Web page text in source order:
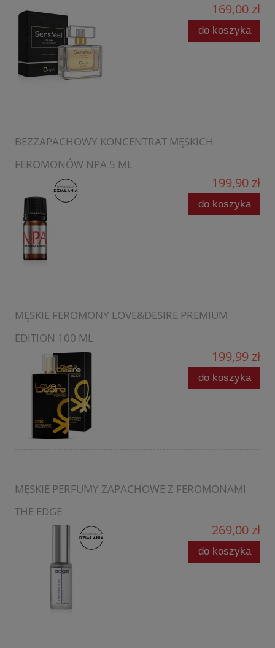
169,00 zł
do koszyka
BEZZAPACHOWY KONCENTRAT MĘSKICH
FEROMONÓW NPA 5 ML
199,90 zł
do koszyka
MĘSKIE FEROMONY LOVE&DESIRE PREMIUM
EDITION 100 ML
199,99 zł
do koszyka
MĘSKIE PERFUMY ZAPACHOWE Z FEROMONAMI
THE EDGE
269,00 zł
do koszyka